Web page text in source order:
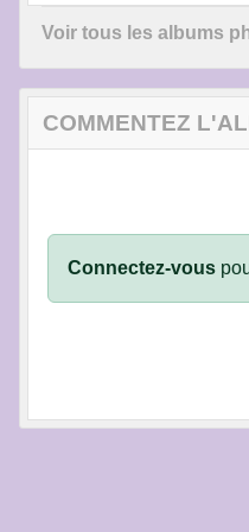
Voir tous les albums
COMMENTEZ
Connectez-vous